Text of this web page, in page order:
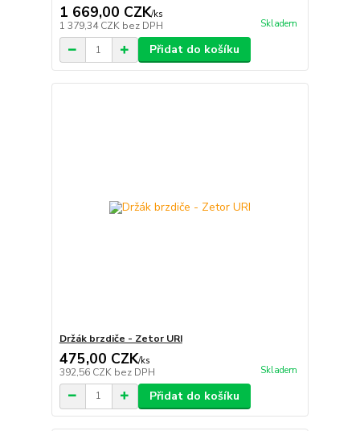
1 669,00 CZK/ks
1 379,34 CZK bez DPH Skladem
Přidat do košíku
Držák brzdiče - Zetor URI
475,00 CZK/ks
392,56 CZK bez DPH Skladem
Přidat do košíku